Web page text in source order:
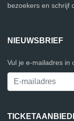
bezoekers en schrijf
NIEUWSBRIEF
Vul je e-mailadres in